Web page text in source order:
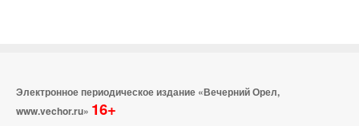
Электронное периодическое издание «Вечерний Орел,
www.vechor.ru» 16+